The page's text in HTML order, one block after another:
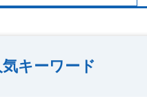
気キーワード